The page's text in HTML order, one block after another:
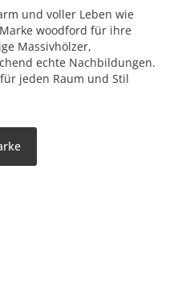
und voller Leben wie
woodford für ihre
Massivhölzer,
echte Nachbildungen.
jeden Raum und Stil